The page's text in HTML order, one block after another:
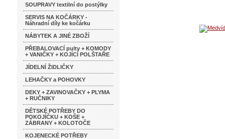
SOUPRAVY textilní do postýlky
SERVIS NA KOČÁRKY -
Náhradní díly ke kočárku
NÁBYTEK A JINÉ ZBOŽÍ
PŘEBALOVACÍ pulty + KOMODY
+ VANIČKY + KOJÍCÍ POLŠTAŘE
JÍDELNÍ ŽIDLIČKY
LEHAČKY a POHOVKY
DEKY + ZAVINOVAČKY + PLYMA
+ RUČNIKY
DĚTSKÉ POTŘEBY DO
POKOJÍČKU + KOŠE +
ZÁBRANY + KOLOTOČE
KOJENECKÉ POTŘEBY